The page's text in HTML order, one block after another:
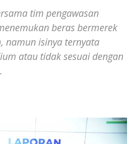
tim pengawasan
beras bermerek
namun isinya ternyata
atau tidak sesuai dengan